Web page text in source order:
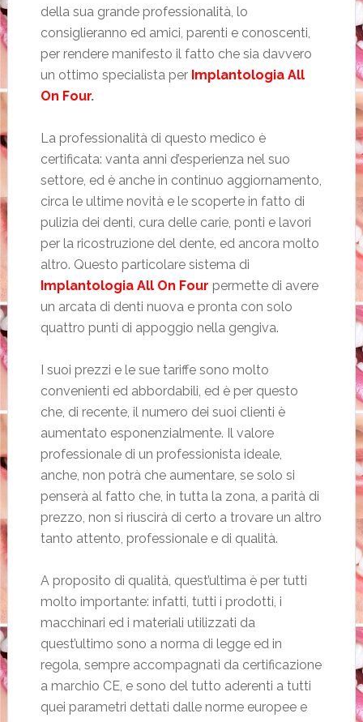
della sua grande professionalità, lo
consiglieranno ed amici, parenti e conoscenti,
per rendere manifesto il fatto che sia davvero
un ottimo specialista perImplantologia All
On Four.
La professionalità di questo medico è
certificata: vanta anni d’esperienza nel suo
settore, ed è anche in continuo aggiornamento,
circa le ultime novità e le scoperte in fatto di
pulizia dei denti, cura delle carie, ponti e lavori
per la ricostruzione del dente, ed ancora molto
altro. Questo particolare sistema di
Implantologia All On Four permette di avere
un arcata di denti nuova e pronta con solo
quattro punti di appoggio nella gengiva.
I suoi prezzi e le sue tariffe sono molto
convenienti ed abbordabili, ed è per questo
che, di recente, il numero dei suoi clienti è
aumentato esponenzialmente. Il valore
professionale di un professionista ideale,
anche, non potrà che aumentare, se solo si
penserà al fatto che, in tutta la zona, a parità di
prezzo, non si riuscirà di certo a trovare un altro
tanto attento, professionale e di qualità.
A proposito di qualità, quest’ultima è per tutti
molto importante: infatti, tutti i prodotti, i
macchinari ed i materiali utilizzati da
quest’ultimo sono a norma di legge ed in
regola, sempre accompagnati da certificazione
a marchio CE, e sono del tutto aderenti a tutti
quei parametri dettati dalle norme europee e